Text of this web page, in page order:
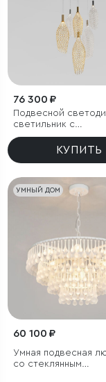
76 300 ₽
Подвесной
светильник с
металлическими
плафонамиКУПИТЬ
УМНЫЙ ДОМ
60 100 ₽
Умная подвесная
со стеклянным